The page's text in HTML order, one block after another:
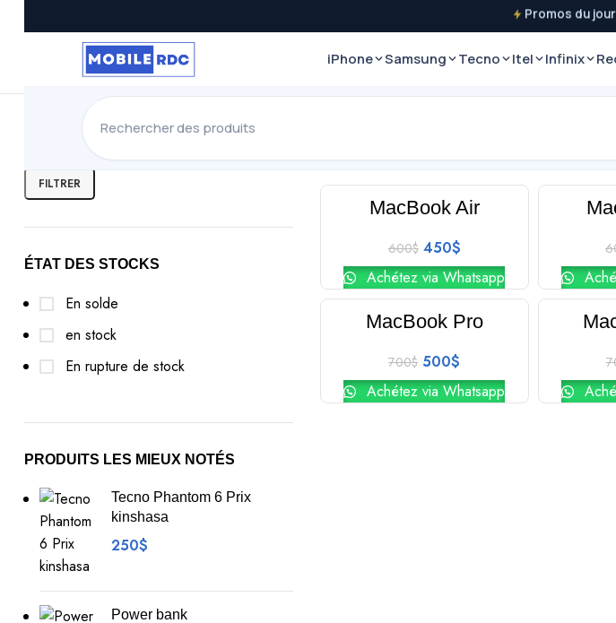
Promos du
iPhone Samsung Tecno Itel Infinix
FILTRER PAR PRIX
FILTRER
ÉTAT DES STOCKS
En solde
en stock
En rupture de stock
PRODUITS LES MIEUX NOTÉS
Tecno Phantom 6 Prix
kinshasa
250$
Power bank
MacBook Air
600$ 450$
Achétez via Whatsapp
MacBook Pro
700$ 500$
Achétez via Whatsapp